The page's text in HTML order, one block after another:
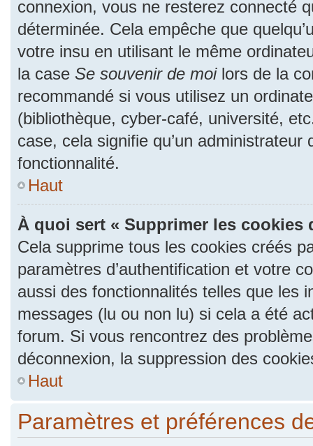
connexion, vous ne resterez connecté
déterminée. Cela empêche que
votre insu en utilisant le même
la case Se souvenir de moilors de la
recommandé si vous utilisez un
(bibliothèque, cyber-café, université,
case, cela signifie qu’un
fonctionnalité.
Haut
À quoi sert « Supprimer les cookies
Cela supprime tous les cookies créés
paramètres d’authentification et votre
aussi des fonctionnalités telles que les
messages (lu ou non lu) si cela a été
forum. Si vous rencontrez des
déconnexion, la suppression des
Haut
Paramètres et préférences